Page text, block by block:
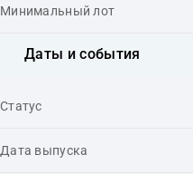
Минимальный лот
Даты и события
Статус
Дата выпуска